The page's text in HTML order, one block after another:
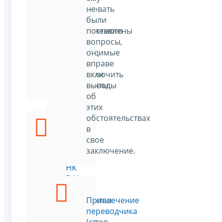
истребовать
проверяемого
необходимые
проверки
документы.
Выемка
НК
РФ )
документов
не
были
поставлены
вопросы,
он
вправе
включить
выводы
об
этих
обстоятельствах
в
свое
заключение.
Привлечение
переводчика